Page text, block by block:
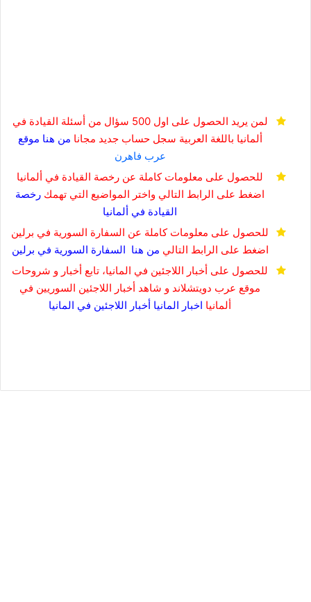
لمن يريد الحصول على اول 500 سؤال من أسئلة القيادة في
ألمانيا باللغة العربية سجل حساب جديد مجانا من هنا موقع
عرب فاهرن
للحصول على معلومات كاملة عن رخصة القيادة في ألمانيا
اضغط على الرابط التالي واختر المواضيع التي تهمك رخصة
القيادة في ألمانيا
للحصول على معلومات كاملة عن السفارة السورية في برلين
اضغط على الرابط التالي من هنا السفارة السورية في برلين
للحصول على أخبار اللاجئين في المانيا، تابع أخبار و شروحات
موقع عرب دويتشلاند و شاهد أخبار اللاجئين السوريين في
ألمانيا اخبار المانيا أخبار اللاجئين في المانيا